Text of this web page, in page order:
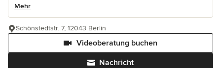
Mehr
Nachricht
Videoberatung buchen
Schönstedtstr. 7, 12043 Berlin